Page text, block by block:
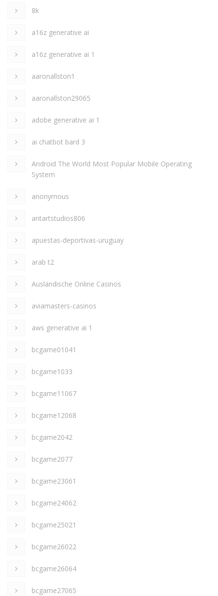
8k
a16z generative ai
a16z generative ai 1
aaronallston1
aaronallston29065
adobe generative ai 1
ai chatbot bard 3
Android The World Most Popular Mobile Operating
System
anonymous
antartstudios806
apuestas-deportivas-uruguay
arab t2
Ausländische Online Casinos
aviamasters-casinos
aws generative ai 1
bcgame01041
bcgame1033
bcgame11067
bcgame12068
bcgame2042
bcgame2077
bcgame23061
bcgame24062
bcgame25021
bcgame26022
bcgame26064
bcgame27065